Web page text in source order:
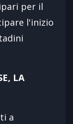
per il
l'inizio
LA
a